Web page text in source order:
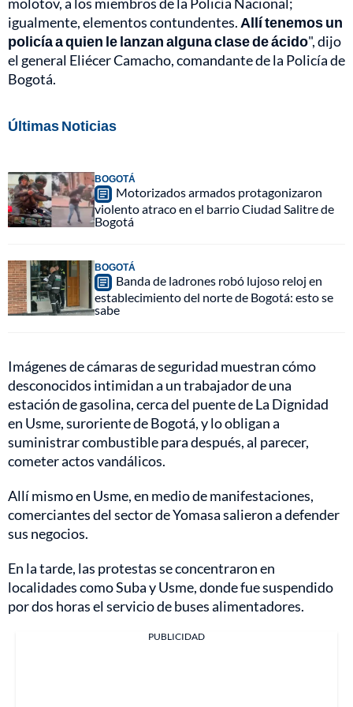
igualmente, elementos contundentes. Allí tenemos un
policía a quien le lanzan alguna clase de ácido", dijo
el general Eliécer Camacho, comandante de la Policía de
Bogotá.
Últimas Noticias
BOGOTÁ
Motorizados armados protagonizaron
violento atraco en el barrio Ciudad Salitre de
Bogotá
BOGOTÁ
Banda de ladrones robó lujoso reloj en
establecimiento del norte de Bogotá: esto se
sabe
Imágenes de cámaras de seguridad muestran cómo
desconocidos intimidan a un trabajador de una
estación de gasolina, cerca del puente de La Dignidad
en Usme, suroriente de Bogotá, y lo obligan a
suministrar combustible para después, al parecer,
cometer actos vandálicos.
Allí mismo en Usme, en medio de manifestaciones,
comerciantes del sector de Yomasa salieron a defender
sus negocios.
En la tarde, las protestas se concentraron en
localidades como Suba y Usme, donde fue suspendido
por dos horas el servicio de buses alimentadores.
PUBLICIDAD